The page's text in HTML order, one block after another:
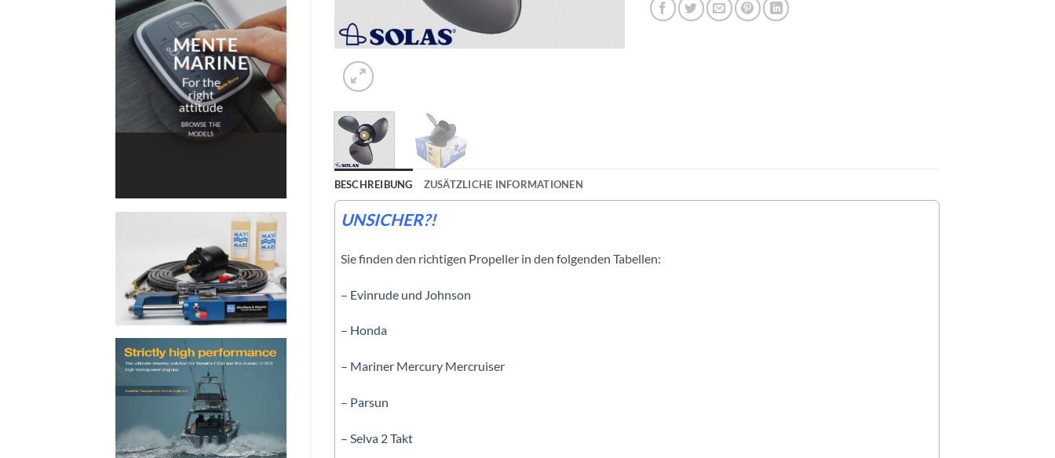
MENTE
MARINE
For the
right
attitude
BROWSE THE
MODELS
BESCHREIBUNG ZUSÄTZLICHE INFORMATIONEN
UNSICHER?!
Sie finden den richtigen Propeller in den folgenden Tabellen:
– Evinrude und Johnson
– Honda
– Mariner Mercury Mercruiser
– Parsun
– Selva 2 Takt